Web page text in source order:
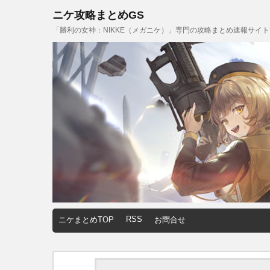
ニケ攻略まとめGS
「勝利の女神：NIKKE（メガニケ）」専門の攻略まとめ速報サイ
ニケまとめTOP RSS お問合せ